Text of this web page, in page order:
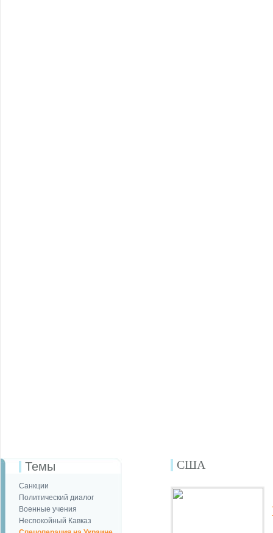
Темы
Санкции
Политический диалог
Военные учения
Неспокойный Кавказ
США